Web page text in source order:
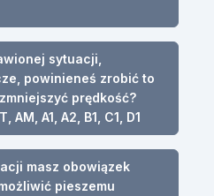
sytuacji,
powinieneś zrobić to
prędkość?
AM, A1, A2, B1, C1, D1
masz obowiązek
pieszemu